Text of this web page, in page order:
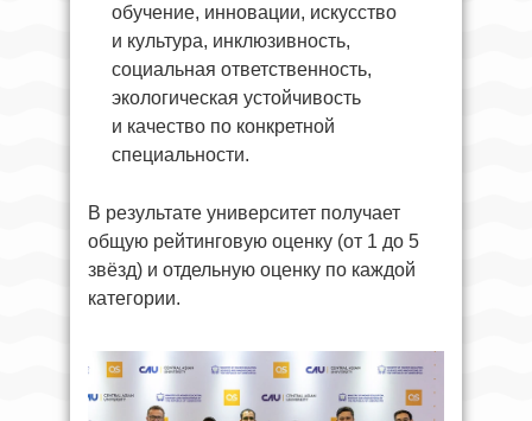
обучение, инновации, искусство
и культура, инклюзивность,
социальная ответственность,
экологическая устойчивость
и качество по конкретной
специальности.
В результате университет получает
общую рейтинговую оценку (от 1 до 5
звёзд) и отдельную оценку по каждой
категории.